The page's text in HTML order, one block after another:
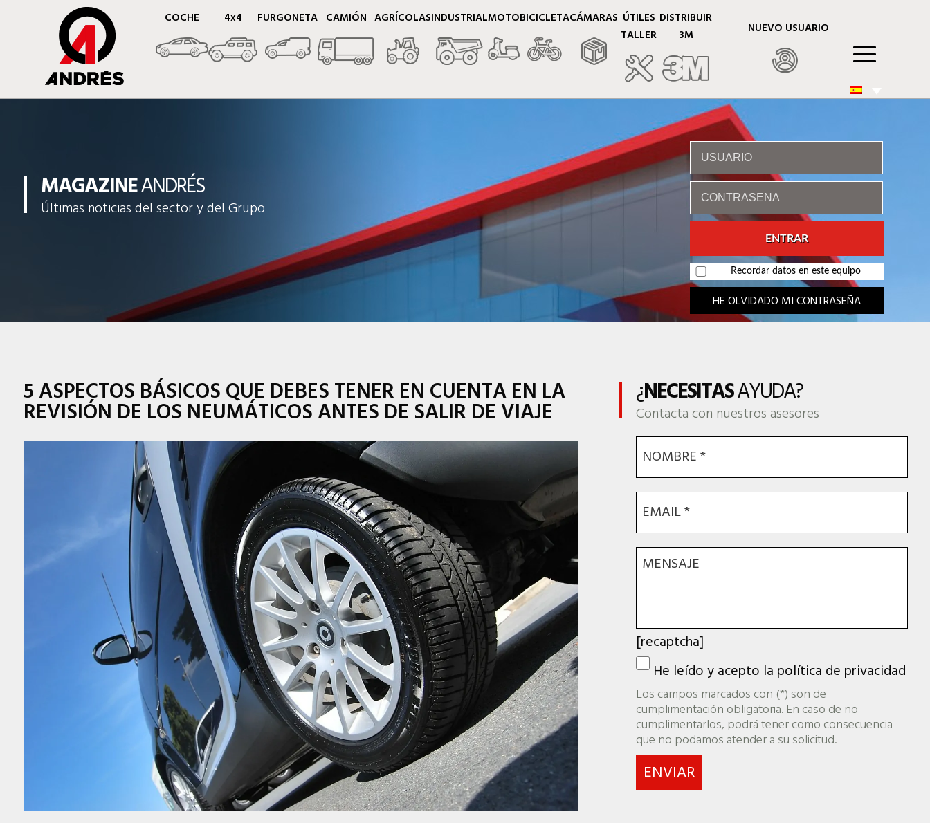
COCHE 4x4 FURGONETA CAMIÓN AGRÍCOLASINDUSTRIALMOTOBICICLETACÁMARAS ÚTILES
TALLER
DISTRIBUIR
3M
NUEVO USUARIO
Recordar datos en este equipo
HE OLVIDADO MI CONTRASEÑA
MAGAZINEANDRÉS
Últimas noticias del sector y del Grupo
5 ASPECTOS BÁSICOS QUE DEBES TENER EN CUENTA EN LA
REVISIÓN DE LOS NEUMÁTICOS ANTES DE SALIR DE VIAJE
¿NECESITASAYUDA?
Contacta con nuestros asesores
[recaptcha]
He leído y acepto la política de privacidad
Los campos marcados con (*) son de
cumplimentación obligatoria. En caso de no
cumplimentarlos, podrá tener como consecuencia
que no podamos atender a su solicitud.